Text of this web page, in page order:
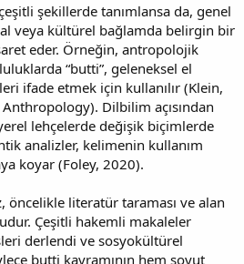
şekillerde tanımlansa da, genel
veya kültürel bağlamda belirgin bir
eder. Örneğin, antropolojik
“butti”, geleneksel el
ifade etmek için kullanılır (Klein,
Dilbilim açısından
lehçelerde değişik biçimlerde
analizler, kelimenin kullanım
koyar (Foley, 2020).
öncelikle literatür taraması ve alan
Çeşitli hakemli makaleler
derlendi ve sosyokültürel
butti kavramının hem soyut